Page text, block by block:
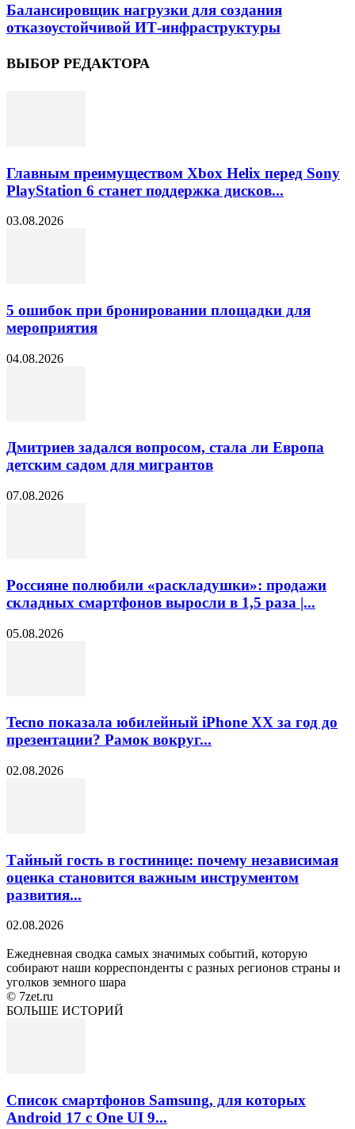
Балансировщик нагрузки для создания
отказоустойчивой ИТ-инфраструктуры
ВЫБОР РЕДАКТОРА
Главным преимуществом Xbox Helix перед Sony
PlayStation 6 станет поддержка дисков...
03.08.2026
5 ошибок при бронировании площадки для
мероприятия
04.08.2026
Дмитриев задался вопросом, стала ли Европа
детским садом для мигрантов
07.08.2026
Россияне полюбили «раскладушки»: продажи
складных смартфонов выросли в 1,5 раза |...
05.08.2026
Tecno показала юбилейный iPhone XX за год до
презентации? Рамок вокруг...
02.08.2026
Тайный гость в гостинице: почему независимая
оценка становится важным инструментом
развития...
02.08.2026
Ежедневная сводка самых значимых событий, которую
собирают наши корреспонденты с разных регионов страны и
уголков земного шара
© 7zet.ru
БОЛЬШЕ ИСТОРИЙ
Список смартфонов Samsung, для которых
Android 17 с One UI 9...